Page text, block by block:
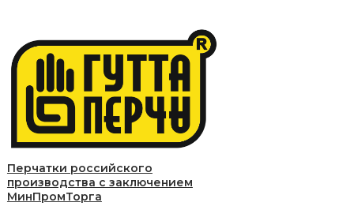
Перчатки российского
производства с заключением
МинПромТорга